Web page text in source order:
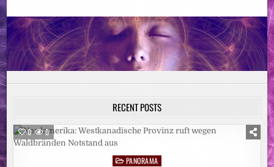
NeueSpiritualität.de
RECENT POSTS
0 0
PostedPANORAMA